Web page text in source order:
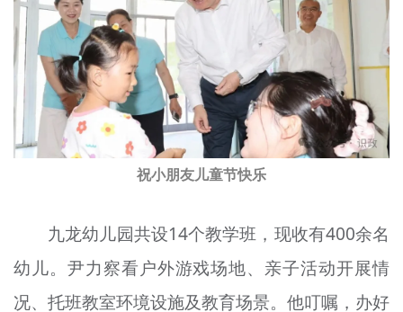
祝小朋友儿童节快乐
九龙幼儿园共设14个教学班，现收有400余名
幼儿。尹力察看户外游戏场地、亲子活动开展情
况、托班教室环境设施及教育场景。他叮嘱，办好